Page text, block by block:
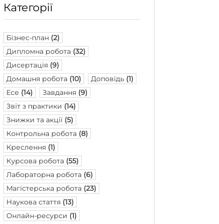
Категорії
Бізнес-план (2)
Дипломна робота (32)
Дисертація (9)
Домашня робота (10) Доповідь (1)
Есе (14) Завдання (9)
Звіт з практики (14)
Знижки та акції (5)
Контрольна робота (8)
Креслення (1)
Курсова робота (55)
Лабораторна робота (6)
Магістерська робота (23)
Наукова стаття (13)
Онлайн-ресурси (1)